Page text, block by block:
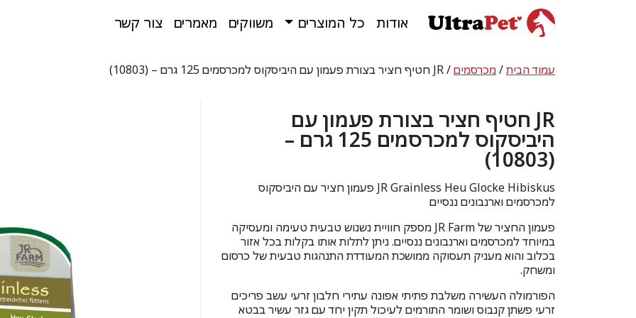
אודות כל המוצרים משווקים מאמרים צור קשר
עמוד הבית/מכרסמים/ JR חטיף חציר בצורת פעמון עם היביסקוס למכרסמים 125 גרם – (10803)
JR חטיף חציר בצורת פעמון עם
היביסקוס למכרסמים 125 גרם –
(10803)
JR Grainless Heu Glocke Hibiskus פעמון חציר עם היביסקוס
למכרסמים וארנבונים ננסיים
פעמון החציר שלJR Farm מספק חוויית נשנוש טבעית טעימה ומעסיקה
במיוחד למכרסמים וארנבונים ננסיים. ניתן לתלות אותו בקלות בכל אזור
בכלוב והוא מעניק תעסוקה ממושכת המעודדת התנהגות טבעית של כרסום
ומשחק.
הפורמולה העשירה משלבת פתיתי אפונה עתירי חלבון זרעי עשב פריכים
זרעי פשתן קנבוס ושומר התורמים לעיכול תקין יחד עם גזר עשיר בבטא